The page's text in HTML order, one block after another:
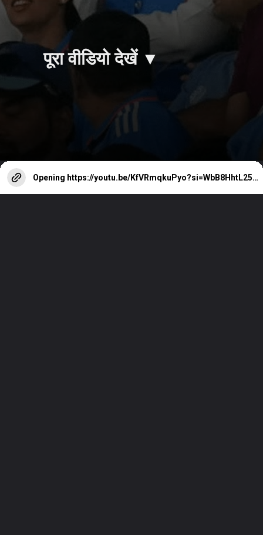
पूरा वीडियो देखें ▼
Opening https://youtu.be/KfVRmqkuPyo?si=WbB8HhtL25m8qKG-